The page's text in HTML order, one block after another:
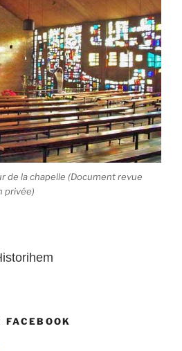
de la chapelle (Document revue
privée)
FACEBOOK